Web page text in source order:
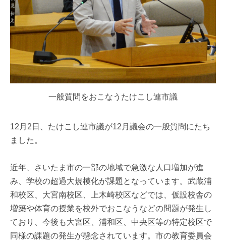
一般質問をおこなうたけこし連市議
12月2日、たけこし連市議が12月議会の一般質問にたち
ました。
近年、さいたま市の一部の地域で急激な人口増加が進
み、学校の超過大規模化が課題となっています。武蔵浦
和校区、大宮南校区、上木崎校区などでは、仮設校舎の
増築や体育の授業を校外でおこなうなどの問題が発生し
ており、今後も大宮区、浦和区、中央区等の特定校区で
同様の課題の発生が懸念されています。市の教育委員会